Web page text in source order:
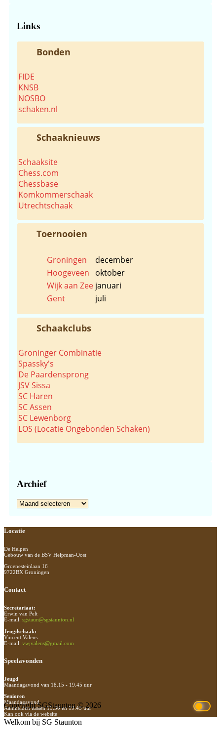
Links
Bonden
FIDE
KNSB
NOSBO
schaken.nl
Schaaknieuws
Schaaksite
Chess.com
Chessbase
Komkommerschaak
Utrechtschaak
Toernooien
Groningen
december
Hoogeveen
oktober
Wijk aan Zee januari
Gent
juli
Schaakclubs
Groninger Combinatie
Spassky's
De Paardensprong
JSV Sissa
SC Haren
SC Assen
SC Lewenborg
LOS (Locatie Ongebonden Schaken)
Archief
Archief
Footer
Locatie
De Helpen
Gebouw van de BSV Helpman-Oost
Groenesteinlaan 16
9722BX Groningen
Contact
Secretariaat:
Erwin van Pelt
E-mail: sgstaun@sgstaunton.nl
Jeugdschaak:
Vincent Valens
E-mail: vwjvalens@gmail.com
Speelavonden
Jeugd
Maandagavond van 18.15 - 19.45 uur
Senioren
Maandagavond
Aanmelden tussen 19.30 en 19.45 uur
Kan ook via de website
Copyright SGStaunton © 2026
Welkom bij SG Staunton